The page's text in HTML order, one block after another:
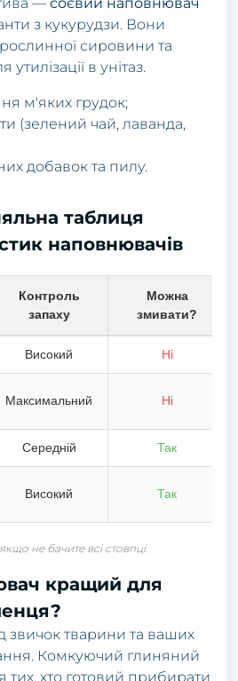
з кукурудзи. Вони
сировини та
в унітаз.
м'яких грудок;
(зелений чай, лаванда,
добавок та пилу.
таблиця
наповнювачів
Контроль
запаху
Можна
змивати?
Високий Ні
Максимальний Ні
Середній Так
Високий Так
не бачите всі стовпці.
кращий для
звичок тварини та ваших
Комкуючий глиняний
тих, хто готовий прибирати